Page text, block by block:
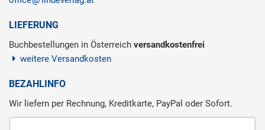
LIEFERUNG
Buchbestellungen in Österreich versandkostenfrei
weitere Versandkosten
BEZAHLINFO
Wir liefern per Rechnung, Kreditkarte, PayPal oder Sofort.